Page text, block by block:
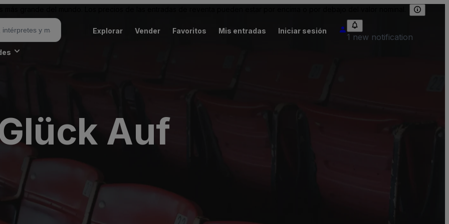
Explorar Vender Favoritos Mis entradas Iniciar sesión
1 new notification
Auf